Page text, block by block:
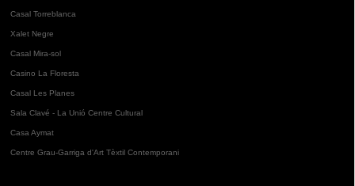
Casal Torreblanca
Xalet Negre
Casal Mira-sol
Casino La Floresta
Casal Les Planes
Sala Clavé - La Unió Centre Cultural
Casa Aymat
Centre Grau-Garriga d'Art Tèxtil Contemporani